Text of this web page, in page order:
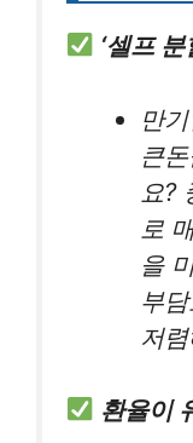
‘셀프
만
큰
요?
로
을
부
저
환율이